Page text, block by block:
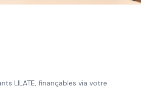
LILATE, finançables via votre